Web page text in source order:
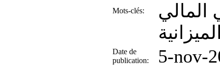
Mots-clés:
المالي
Date de
publication:
5-nov-